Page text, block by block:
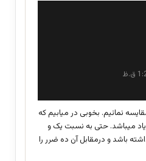
نمائیم. بخوبی در میابیم که
میباشد. حتی به نسبت یک و
باشد و درمقابل آن ده ضرر را